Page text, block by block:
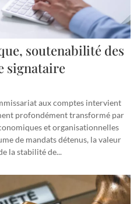
soutenabilité des
signataire
aux comptes intervient
profondément transformé par
et organisationnelles
de mandats détenus, la valeur
la stabilité de...